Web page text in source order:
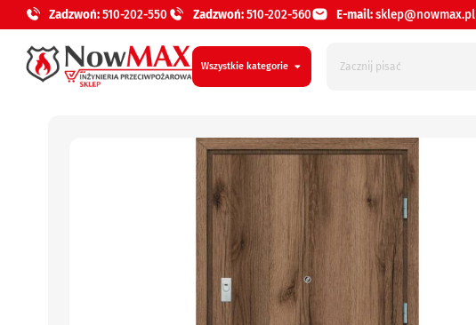
Zadzwoń:510-202-550 Zadzwoń:510-202-560 E-mail:sklep@nowmax.pl
Wszystkie kategorie